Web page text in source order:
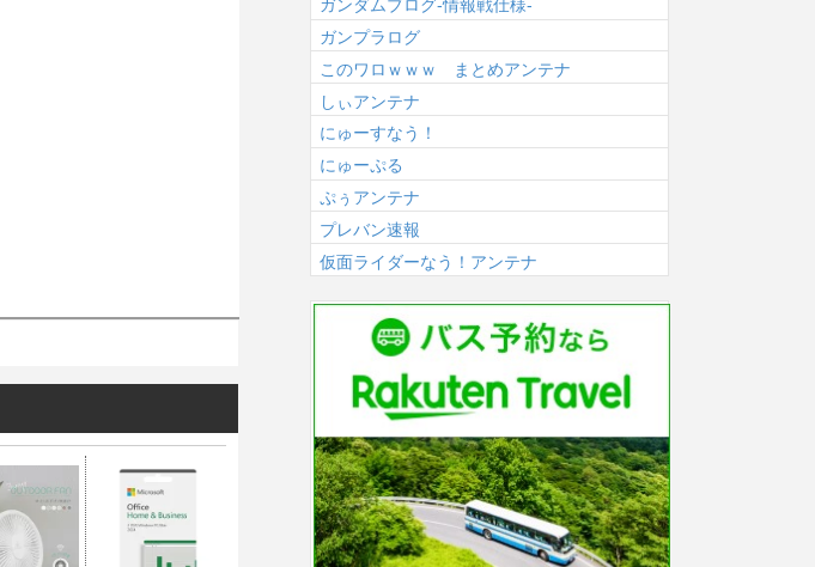
ガンダムブログ-情報戦仕様-
ガンプラログ
このワロｗｗｗ まとめアンテナ
しぃアンテナ
にゅーすなう！
にゅーぷる
ぷぅアンテナ
プレバン速報
仮面ライダーなう！アンテナ